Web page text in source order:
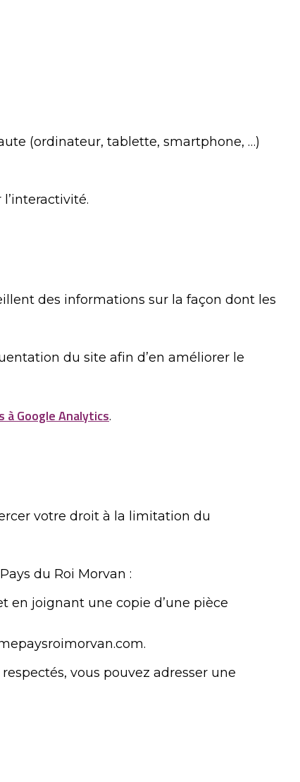
(ordinateur, tablette, smartphone, …)
des informations sur la façon dont les
du site afin d’en améliorer le
à Google Analytics.
votre droit à la limitation du
du Roi Morvan :
en joignant une copie d’une pièce
vous pouvez adresser une